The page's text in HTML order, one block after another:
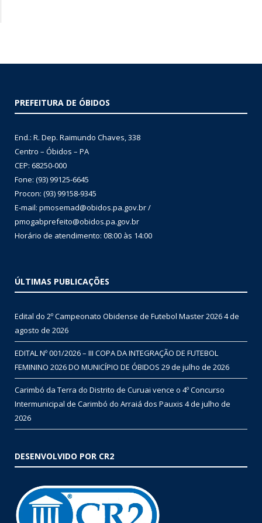
PREFEITURA DE ÓBIDOS
End.: R. Dep. Raimundo Chaves, 338
Centro – Óbidos – PA
CEP: 68250-000
Fone: (93) 99125-6645
Procon: (93) 99158-9345
E-mail: pmosemad@obidos.pa.gov.br /
pmogabprefeito@obidos.pa.gov.br
Horário de atendimento: 08:00 às 14:00
ÚLTIMAS PUBLICAÇÕES
Edital do 2º Campeonato Obidense de Futebol Master 20264 de
agosto de 2026
EDITAL Nº 001/2026 – III COPA DA INTEGRAÇÃO DE FUTEBOL
FEMININO 2026 DO MUNICÍPIO DE ÓBIDOS 29 de julho de 2026
Carimbó da Terra do Distrito de Curuai vence o 4º Concurso
Intermunicipal de Carimbó do Arraiá dos Pauxis 4 de julho de
2026
DESENVOLVIDO POR CR2